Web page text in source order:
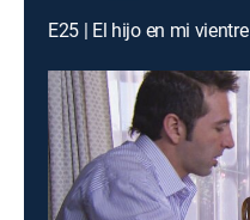
E25 | El hijo en mi vientre